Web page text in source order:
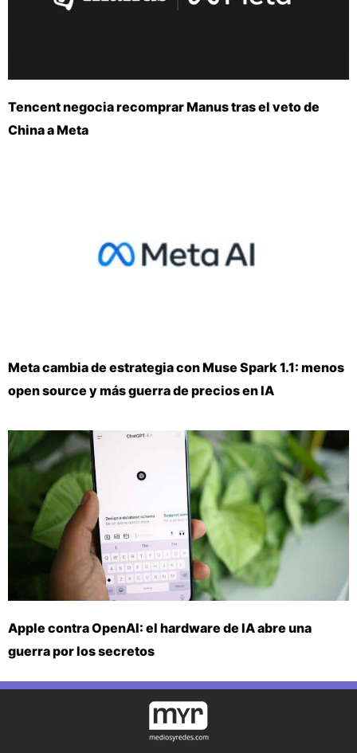
Tencent negocia recomprar Manus tras el veto de
China a Meta
Meta cambia de estrategia con Muse Spark 1.1: menos
open source y más guerra de precios en IA
Apple contra OpenAI: el hardware de IA abre una
guerra por los secretos